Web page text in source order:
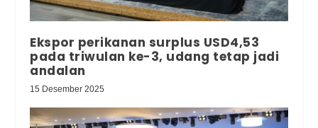
Ekspor perikanan surplus USD4,53
pada triwulan ke-3, udang tetap jadi
andalan
15 Desember 2025